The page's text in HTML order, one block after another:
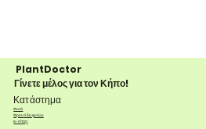
PlantDoctor
Γίνετε μέλος για τον Κήπο!
Κατάστημα
Φυτά
Φροντίδα φυτών
e-shop